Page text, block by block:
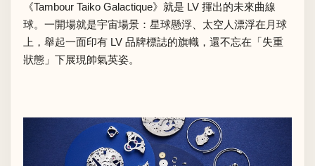
《Tambour Taiko Galactique》就是 LV 揮出的未來曲線
球。一開場就是宇宙場景：星球懸浮、太空人漂浮在月球
上，舉起一面印有 LV 品牌標誌的旗幟，還不忘在「失重
狀態」下展現帥氣英姿。